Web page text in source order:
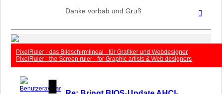
Danke vorbab und Gruß
PixelRuler - das Bildschirmlineal - für Grafiker und Webdesigner
PixelRuler - the Screen ruler - for Graphic artists & Web designers